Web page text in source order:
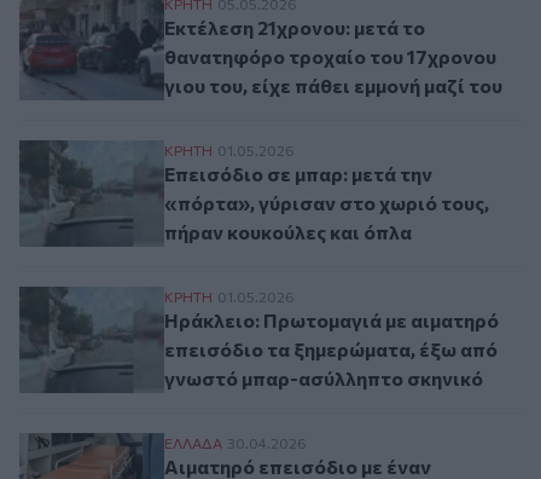
Εκτέλεση 21χρονου: μετά το θανατηφόρο
ΚΡΗΤΗ 05.05.2026
Εκτέλεση 21χρονου: μετά το
θανατηφόρο τροχαίο του 17χρονου
γιου του, είχε πάθει εμμονή μαζί του
Επεισόδιο σε μπαρ: μετά την «πόρτα»,
ΚΡΗΤΗ 01.05.2026
Επεισόδιο σε μπαρ: μετά την
«πόρτα», γύρισαν στο χωριό τους,
πήραν κουκούλες και όπλα
Ηράκλειο: Πρωτομαγιά με αιματηρό
ΚΡΗΤΗ 01.05.2026
Ηράκλειο: Πρωτομαγιά με αιματηρό
επεισόδιο τα ξημερώματα, έξω από
γνωστό μπαρ-ασύλληπτο σκηνικό
Αιματηρό επεισόδιο με έναν τραυματία
ΕΛΛAΔΑ 30.04.2026
Αιματηρό επεισόδιο με έναν